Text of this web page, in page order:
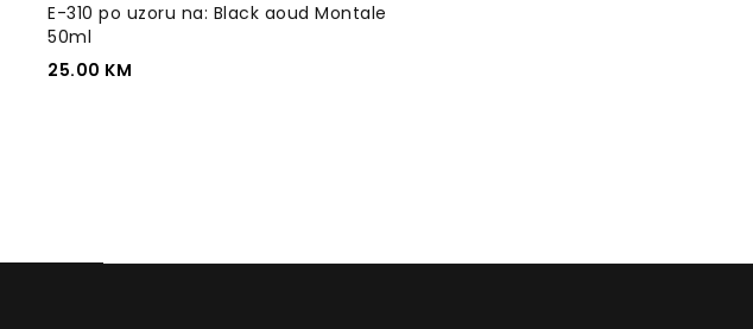
E-310 po uzoru na: Black aoud Montale
50ml
25.00 KM